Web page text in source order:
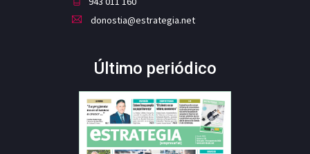
donostia@estrategia.net
Último periódico